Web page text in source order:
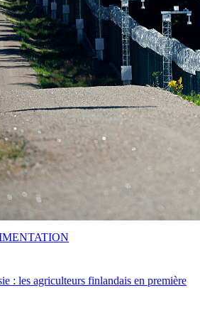
: les agriculteurs finlandais en première